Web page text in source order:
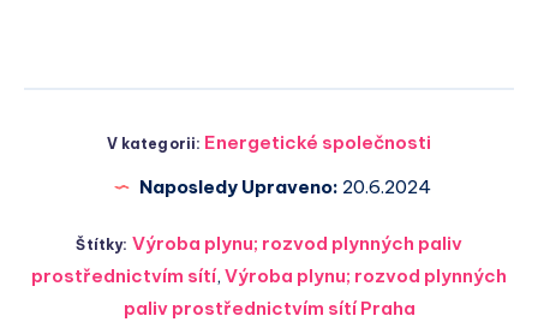
V kategorii: Energetické společnosti
Naposledy Upraveno: 20.6.2024
Štítky: Výroba plynu; rozvod plynných paliv
prostřednictvím sítí, Výroba plynu; rozvod plynných
paliv prostřednictvím sítí Praha